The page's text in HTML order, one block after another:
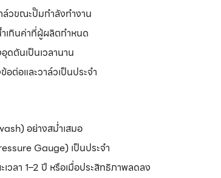
วขณะปั๊มกำลังทำงาน
เกินค่าที่ผู้ผลิตกำหนด
ดตันเป็นเวลานาน
ต่อและวาล์วเป็นประจำ
อย่างสม่ำเสมอ
Gauge) เป็นประจำ
เวลา 1–2 ปี หรือเมื่อประสิทธิภาพลดลง